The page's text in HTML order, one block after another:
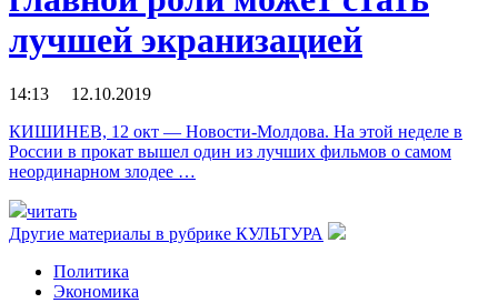
лучшей экранизацией
14:13 12.10.2019
КИШИНЕВ, 12 окт — Новости-Молдова. На этой неделе в
России в прокат вышел один из лучших фильмов о самом
неординарном злодее …
читать
Другие материалы в рубрике КУЛЬТУРА
Политика
Экономика